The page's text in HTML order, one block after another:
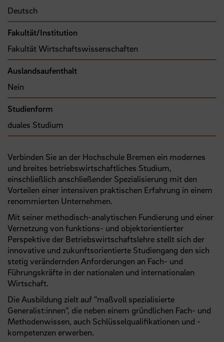
Deutsch
Fakultät/Institution
Fakultät Wirtschaftswissenschaften
Auslandsaufenthalt
Nein
Studienform
duales Studium
Verbinden Sie an der Hochschule Bremen ein modernes
und breites betriebswirtschaftliches Studium,
einschließlich anschließender Spezialisierung mit den
Vorteilen einer intensiven praktischen Erfahrung in einem
renommierten Unternehmen.
Mit seiner methodisch-analytischen Fundierung und einer
Vernetzung von funktions- und objektorientierter
Perspektive der Betriebswirtschaftslehre stellt sich der
innovative und zukunftsorientierte Studiengang den sich
stetig verändernden Anforderungen an Fach- und
Führungskräfte in der nationalen und internationalen
Wirtschaft.
Die Ausbildung zielt auf "maßvoll spezialisierte
Generalist:innen", die neben einem gründlichen Fach- und
Methodenwissen, auch Schlüsselqualifikationen und -
kompetenzen erwerben.